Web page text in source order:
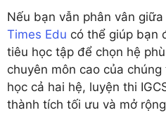
Nếu bạn vẫn phân vân
Times Edu có thể giúp bạn
tiêu học tập để chọn hệ
chuyên môn cao của
học cả hai hệ, luyện thi
thành tích tối ưu và mở